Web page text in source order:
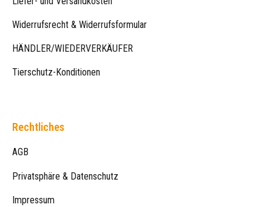
Widerrufsrecht & Widerrufsformular
HÄNDLER/WIEDERVERKÄUFER
Tierschutz-Konditionen
Rechtliches
AGB
Privatsphäre & Datenschutz
Impressum